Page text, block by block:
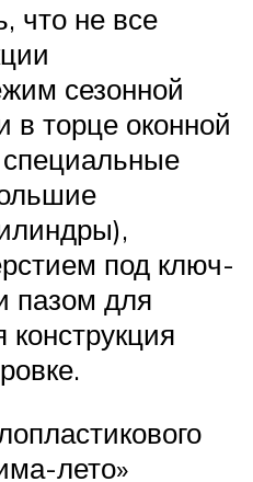
что не все
сезонной
в торце оконной
под ключ-
пазом для
конструкция
лето»